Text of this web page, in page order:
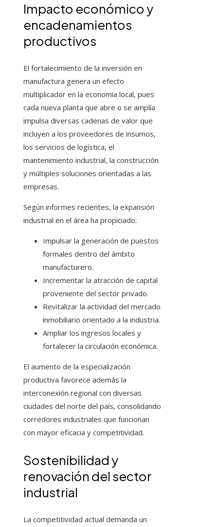
Impacto económico y
encadenamientos
productivos
El fortalecimiento de la inversión en
manufactura genera un efecto
multiplicador en la economía local, pues
cada nueva planta que abre o se amplía
impulsa diversas cadenas de valor que
incluyen a los proveedores de insumos,
los servicios de logística, el
mantenimiento industrial, la construcción
y múltiples soluciones orientadas a las
empresas.
Según informes recientes, la expansión
industrial en el área ha propiciado:
Impulsar la generación de puestos
formales dentro del ámbito
manufacturero.
Incrementar la atracción de capital
proveniente del sector privado.
Revitalizar la actividad del mercado
inmobiliario orientado a la industria.
Ampliar los ingresos locales y
fortalecer la circulación económica.
El aumento de la especialización
productiva favorece además la
interconexión regional con diversas
ciudades del norte del país, consolidando
corredores industriales que funcionan
con mayor eficacia y competitividad.
Sostenibilidad y
renovación del sector
industrial
La competitividad actual demanda un